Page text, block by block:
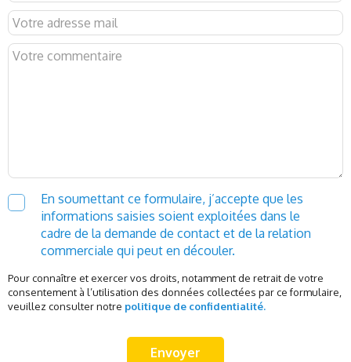
En soumettant ce formulaire, j’accepte que les
informations saisies soient exploitées dans le
cadre de la demande de contact et de la relation
commerciale qui peut en découler.
Pour connaître et exercer vos droits, notamment de retrait de votre
consentement à l’utilisation des données collectées par ce formulaire,
veuillez consulter notre politique de confidentialité.